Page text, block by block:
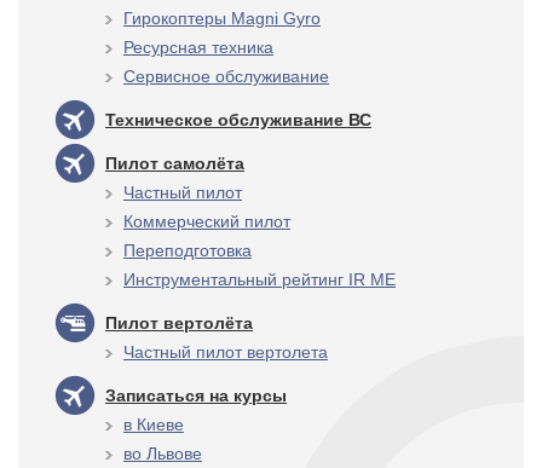
Гирокоптеры Magni Gyro
Ресурсная техника
Сервисное обслуживание
Техническое обслуживание ВС
Пилот самолёта
Частный пилот
Коммерческий пилот
Переподготовка
Инструментальный рейтинг IR ME
Пилот вертолёта
Частный пилот вертолета
Записаться на курсы
в Киеве
во Львове